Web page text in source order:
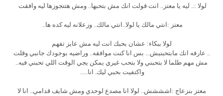
لولا :.. ليه يا معتز.. انت قولت انك مش بتحبها.. ومش هتتجوزها ليه وافقت
معتز :انتي مالك يا لولا..انتي مالك.. وزعلانه ليه كده ها..
لولا ببكاء: عشان بحبك انت ليه مش عايز تفهم
.. عارفه انك مابتحبنيش... بس انا كنت موافقه.. وراضيه بوجودك جانبي وقلت
مش مهم طلما لا بتحبني ولا بتحب غيري يمكن يجي الوقت اللي تحبني فيه..
واكتفيت بحبي ليك. انا.....
معتز بنزعاج :اشششش.. لولا انا مصدع لوحدي ومش شايف قدامي.. انا لا